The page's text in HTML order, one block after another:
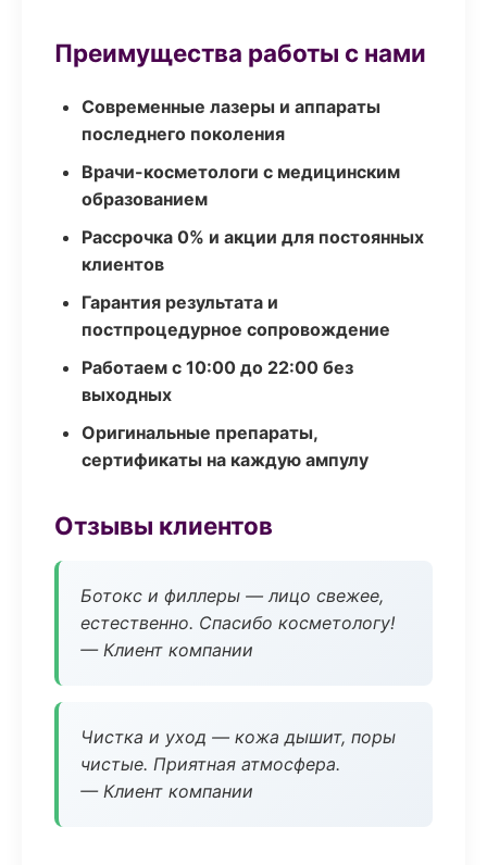
Преимущества работы с нами
Современные лазеры и аппараты
последнего поколения
Врачи-косметологи с медицинским
образованием
Рассрочка 0% и акции для постоянных
клиентов
Гарантия результата и
постпроцедурное сопровождение
Работаем с 10:00 до 22:00 без
выходных
Оригинальные препараты,
сертификаты на каждую ампулу
Отзывы клиентов
Ботокс и филлеры — лицо свежее,
естественно. Спасибо косметологу!
— Клиент компании
Чистка и уход — кожа дышит, поры
чистые. Приятная атмосфера.
— Клиент компании